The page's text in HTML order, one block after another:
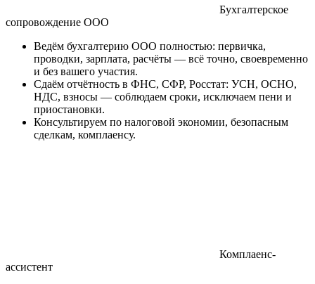
Бухгалтерское
сопровождение ООО
Ведём бухгалтерию ООО полностью: первичка,
проводки, зарплата, расчёты — всё точно, своевременно
и без вашего участия.
Сдаём отчётность в ФНС, СФР, Росстат: УСН, ОСНО,
НДС, взносы — соблюдаем сроки, исключаем пени и
приостановки.
Консультируем по налоговой экономии, безопасным
сделкам, комплаенсу.
Комплаенс-
ассистент